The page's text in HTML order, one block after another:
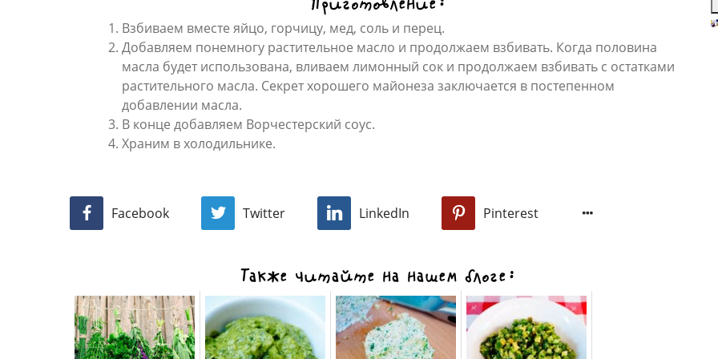
Взбиваем вместе яйцо, горчицу, мед, соль и перец.
Добавляем понемногу растительное масло и продолжаем взбивать. Когда половина
масла будет использована, вливаем лимонный сок и продолжаем взбивать с остатками
растительного масла. Секрет хорошего майонеза заключается в постепенном
добавлении масла.
В конце добавляем Ворчестерский соус.
Храним в холодильнике.
Facebook Twitter LinkedIn Pinterest
Также читайте на нашем блоге: